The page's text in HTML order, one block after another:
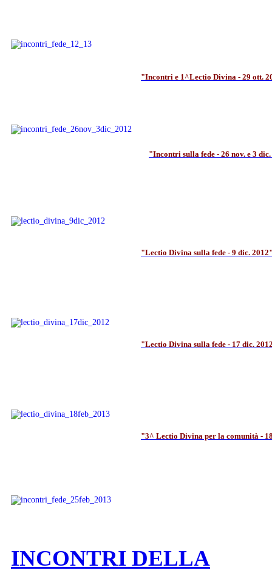
"Incontri e 1^Lectio Divina - 29 ott.
"Incontri sulla fede - 26 nov. e 3
"Lectio Divina sulla fede - 9 dic.
"Lectio Divina sulla fede - 17 dic.
"3^ Lectio Divina per la comunità -
INCONTRI DELLA